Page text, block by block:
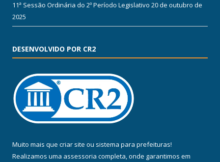
11ª Sessão Ordinária do 2º Período Legislativo 20 de outubro de
2025
DESENVOLVIDO POR CR2
Muito mais que criar site ou sistema para prefeituras!
Realizamos uma assessoria completa, onde garantimos em